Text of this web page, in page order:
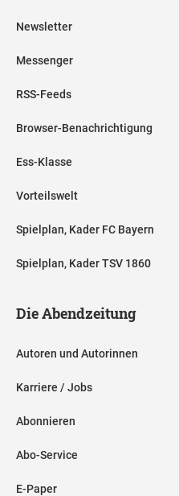
Newsletter
Messenger
RSS-Feeds
Browser-Benachrichtigung
Ess-Klasse
Vorteilswelt
Spielplan, Kader FC Bayern
Spielplan, Kader TSV 1860
Die Abendzeitung
Autoren und Autorinnen
Karriere / Jobs
Abonnieren
Abo-Service
E-Paper